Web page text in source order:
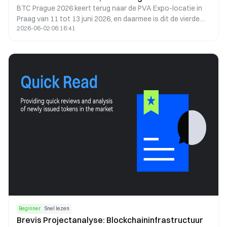
gemeenschap.
BTC Prague 2026 keert terug naar de PVA Expo-locatie in
Praag van 11 tot 13 juni 2026, en daarmee is dit de vierde
editie van een van Europa's grootste Bitcoin-gerichte
digitale cultuur.
2026-06-02 06:16:41
Beginner Snel lezen
Brevis Projectanalyse: Blockchaininfrastructuur